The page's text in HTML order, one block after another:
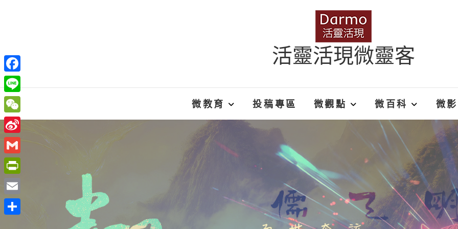
活靈活現微靈客
微教育 投稿專區 微觀點 微百科 微
F
a
c
e
b
o
o
k
L
i
n
e
W
e
C
h
a
t
S
i
n
a
W
G
m
a
P
r
i
E